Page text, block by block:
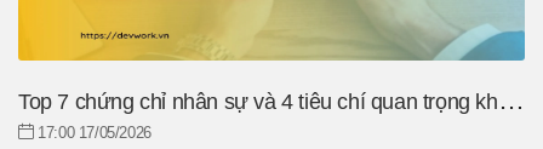
Top 7 chứng chỉ nhân sự và 4 tiêu chí quan trọng khi
lựa chọn khóa học
17:00 17/05/2026